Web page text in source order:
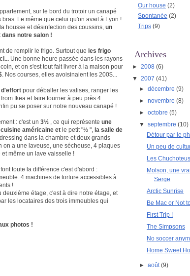
sur le bord du trotoir un canapé
bras. Le même que celui qu'on avait à Lyon !
housse et désinfection des coussins, un
notre salon !
de remplir le frigo. Surtout que les frigo
Une bonne heure passée dans les rayons
et on s'est tout fait livrer à la maison pour
Nos courses, elles avoisinaient les 200$...
d'effort pour déballer les valises, ranger les
Ikea et faire tourner à peu près 4
pu se poser sur notre nouveau canapé !
: c'est un 3½ , ce qui représente une
américaine et le petit"½ ", la salle de
dans la chambre et deux grands
on a une laveuse, une sécheuse, 4 plaques
même un lave vaisselle !
toute la différence c'est d'abord :
4 machines de torture accessibles à
!
deuxième étage, c'est à dire notre étage, et
les locataires des trois immeubles qui
photos !
Our house (2)
Spontanée (2)
Trips (9)
Archives
► 2008 (6)
▼ 2007 (41)
►décembre(9)
►novembre(8)
►octobre(5)
▼septembre(10)
Détour par le
Un peu de
Les
Molson, une
Serge
Arctic Sunrise
Be Mac or Not
First Trip !
The Simpsons
No soccer
Home Sweet
►août(9)